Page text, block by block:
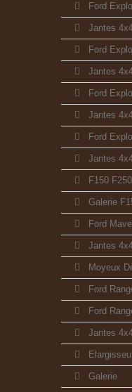
Ford
Jantes
Ford
Jantes
Ford
Jantes
Ford
Jantes
F150
Galerie
Ford
Jantes
Moyeux
Ford
Ford
Jantes
Galerie